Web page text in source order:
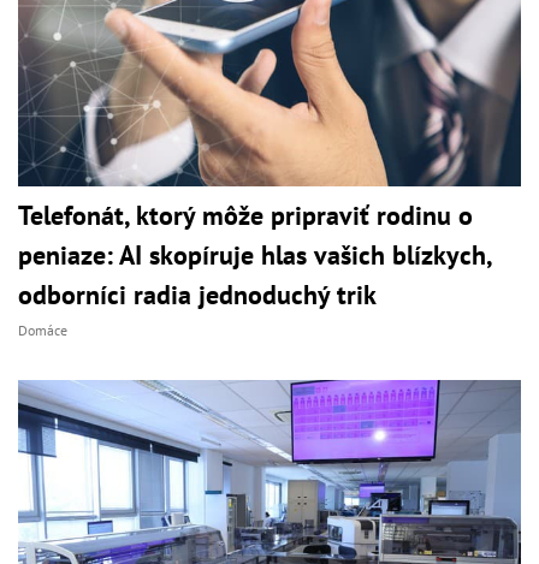
Telefonát, ktorý môže pripraviť rodinu o
peniaze: AI skopíruje hlas vašich blízkych,
odborníci radia jednoduchý trik
Domáce